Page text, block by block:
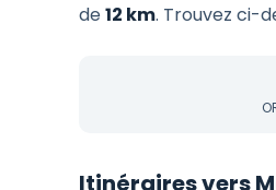
de12 km. Trouvez ci-
Itinéraires vers